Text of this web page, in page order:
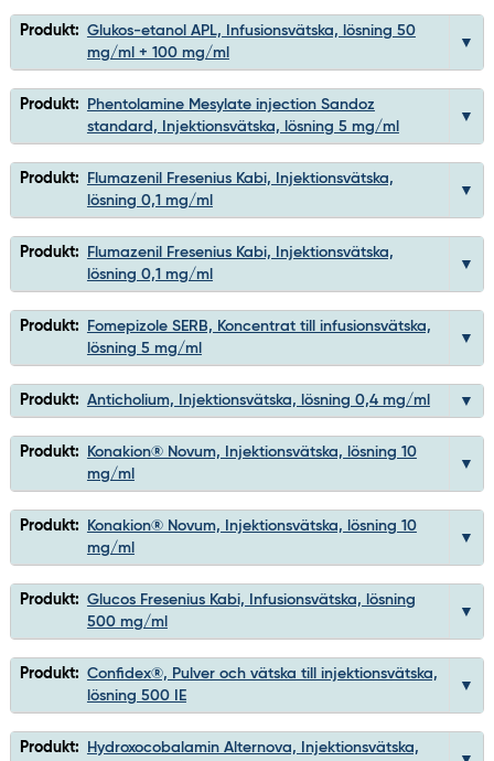
Produkt: Glukos-etanol APL, Infusionsvätska, lösning 50
mg/ml + 100 mg/ml
Produkt:
Phentolamine Mesylate injection Sandoz
standard, Injektionsvätska, lösning 5 mg/ml
Produkt:
Flumazenil Fresenius Kabi, Injektionsvätska,
lösning 0,1 mg/ml
Produkt:
Flumazenil Fresenius Kabi, Injektionsvätska,
lösning 0,1 mg/ml
Produkt:
Fomepizole SERB, Koncentrat till infusionsvätska,
lösning 5 mg/ml
Produkt: Anticholium, Injektionsvätska, lösning 0,4 mg/ml
Produkt:
Konakion® Novum, Injektionsvätska, lösning 10
mg/ml
Produkt:
Konakion® Novum, Injektionsvätska, lösning 10
mg/ml
Produkt: Glucos Fresenius Kabi, Infusionsvätska, lösning
500 mg/ml
Produkt: Confidex®, Pulver och vätska till injektionsvätska,
lösning 500 IE
Produkt:
Hydroxocobalamin Alternova, Injektionsvätska,